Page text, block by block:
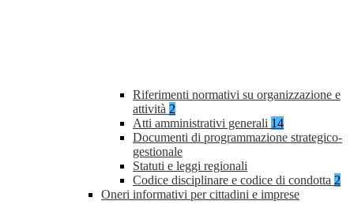
Riferimenti normativi su organizzazione e
attività 2
Atti amministrativi generali 14
Documenti di programmazione strategico-
gestionale
Statuti e leggi regionali
Codice disciplinare e codice di condotta 2
Oneri informativi per cittadini e imprese